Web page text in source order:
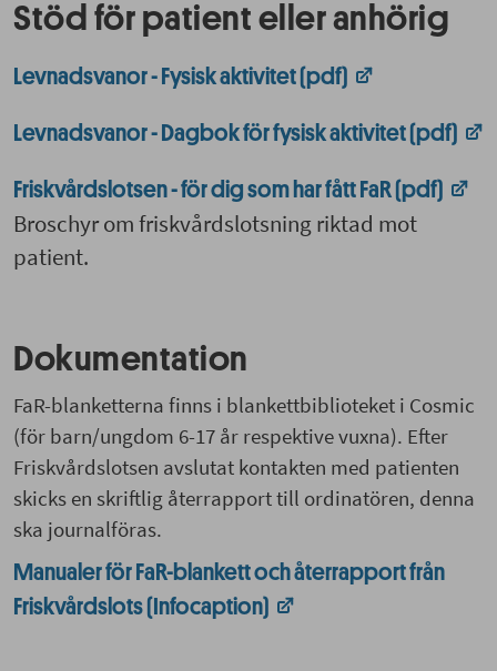
Stöd för patient eller anhörig
Levnadsvanor - Fysisk aktivitet (pdf)
Levnadsvanor - Dagbok för fysisk aktivitet (pdf)
Friskvårdslotsen - för dig som har fått FaR (pdf)
Broschyr om friskvårdslotsning riktad mot
patient.
Dokumentation
FaR-blanketterna finns i blankettbiblioteket i Cosmic
(för barn/ungdom 6-17 år respektive vuxna). Efter
Friskvårdslotsen avslutat kontakten med patienten
skicks en skriftlig återrapport till ordinatören, denna
ska journalföras.
Manualer för FaR-blankett och återrapport från
Friskvårdslots (Infocaption)